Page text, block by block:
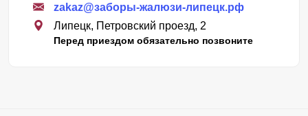
zakaz@заборы-жалюзи-липецк.рф
Липецк, Петровский проезд, 2
Перед приездом обязательно позвоните